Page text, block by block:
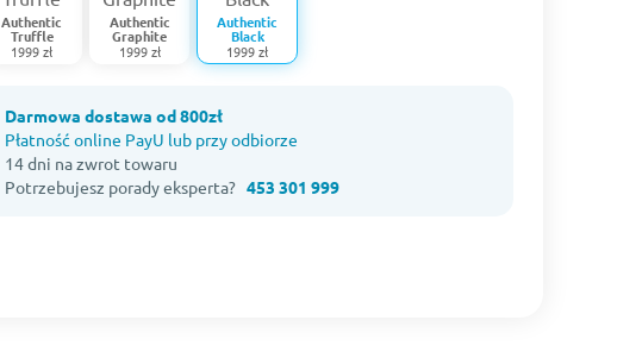
Authentic
Truffle
1999 zł
Authentic
Graphite
1999 zł
Authentic
Black
1999 zł
Darmowa dostawa od 800zł
Płatność online PayU lub przy odbiorze
14 dni na zwrot towaru
Potrzebujesz porady eksperta?453 301 999